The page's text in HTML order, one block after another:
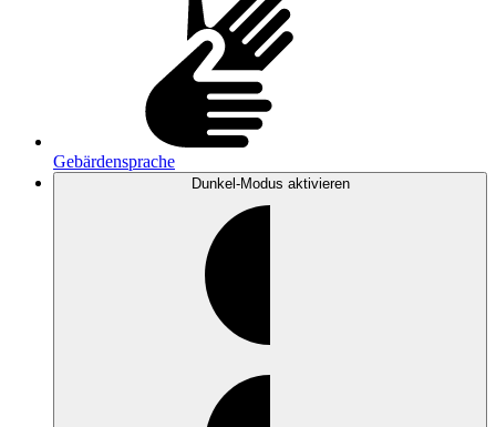
Gebärdensprache
Dunkel-Modus aktivieren